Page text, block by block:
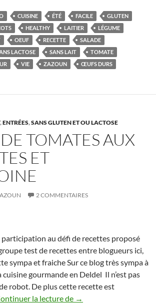
CUISINE ÉTÉ FACILE
GLUTEN
HEALTHY LAITIER
LÉGUME
OEUF RECETTE
SALADE
LACTOSE SANS LAIT
TOMATE
VIE ZAZOUN ŒUFS DURS
,ENTRÉES,SANS GLUTEN ET OU LACTOSE
TOMATES AUX
ET
2 COMMENTAIRES
au défi de recettes proposé
test de recettes entre blogueurs ici,
sympa et fraiche Sur ce blog très sympa à
gourmande en Deldel Il n’est pas
robot. De plus cette recette est
la lecture de Salade
→